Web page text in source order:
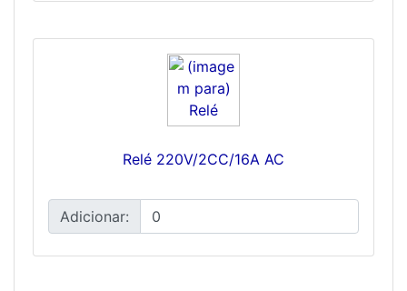
Relé 220V/2CC/16A AC
Adicionar: